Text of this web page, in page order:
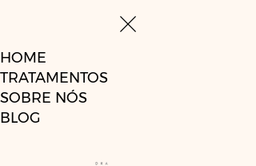
HOME
TRATAMENTOS
SOBRE NÓS
BLOG